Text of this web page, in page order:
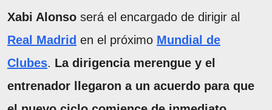
Xabi Alonso será el encargado de dirigir al
Real Madrid en el próximo Mundial de
Clubes. La dirigencia merengue y el
entrenador llegaron a un acuerdo para que